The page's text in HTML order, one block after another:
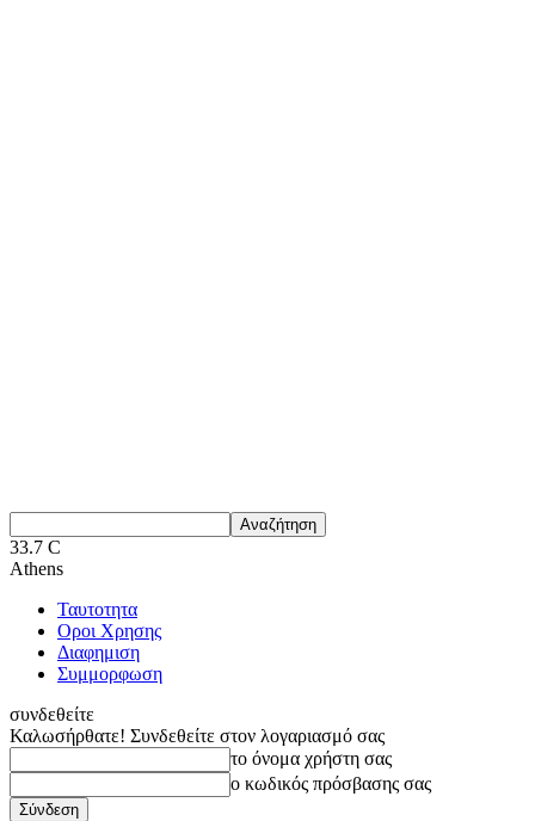
33.7 C
Athens
Ταυτοτητα
Οροι Χρησης
Διαφημιση
Συμμορφωση
συνδεθείτε
Καλωσήρθατε! Συνδεθείτε στον λογαριασμό σας
το όνομα χρήστη σας
ο κωδικός πρόσβασης σας